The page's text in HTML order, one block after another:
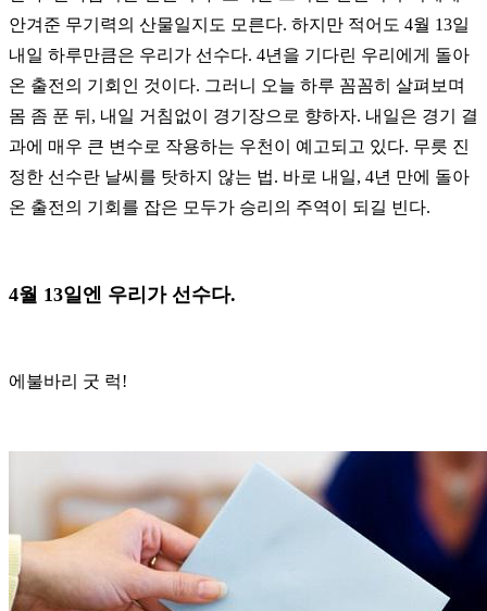
안겨준 무기력의 산물일지도 모른다. 하지만 적어도 4월 13일
내일 하루만큼은 우리가 선수다. 4년을 기다린 우리에게 돌아
온 출전의 기회인 것이다. 그러니 오늘 하루 꼼꼼히 살펴보며
몸 좀 푼 뒤, 내일 거침없이 경기장으로 향하자. 내일은 경기 결
과에 매우 큰 변수로 작용하는 우천이 예고되고 있다. 무릇 진
정한 선수란 날씨를 탓하지 않는 법. 바로 내일, 4년 만에 돌아
온 출전의 기회를 잡은 모두가 승리의 주역이 되길 빈다.
4월 13일엔 우리가 선수다.
에불바리 굿 럭!